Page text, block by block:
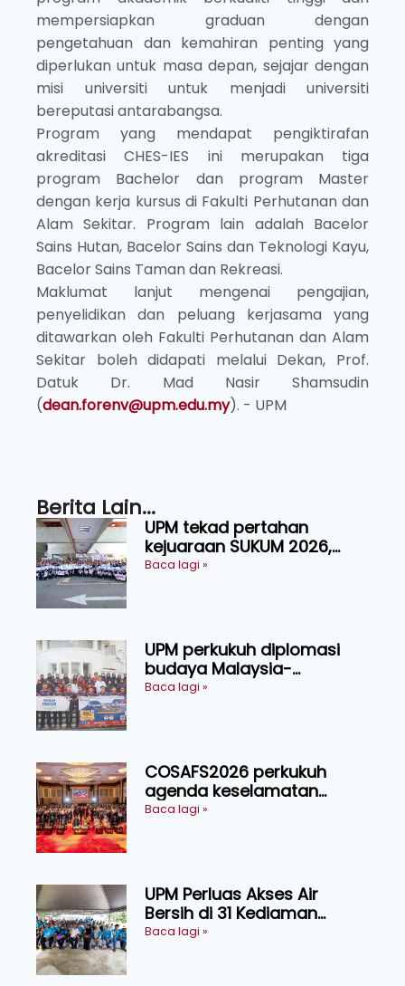
mempersiapkan graduan dengan
pengetahuan dan kemahiran penting yang
diperlukan untuk masa depan, sejajar dengan
misi universiti untuk menjadi universiti
bereputasi antarabangsa.
Program yang mendapat pengiktirafan
akreditasi CHES-IES ini merupakan tiga
program Bachelor dan program Master
dengan kerja kursus di Fakulti Perhutanan dan
Alam Sekitar. Program lain adalah Bacelor
Sains Hutan, Bacelor Sains dan Teknologi Kayu,
Bacelor Sains Taman dan Rekreasi.
Maklumat lanjut mengenai pengajian,
penyelidikan dan peluang kerjasama yang
ditawarkan oleh Fakulti Perhutanan dan Alam
Sekitar boleh didapati melalui Dekan, Prof.
Datuk Dr. Mad Nasir Shamsudin
(dean.forenv@upm.edu.my). - UPM
Berita Lain...
UPM tekad pertahan
kejuaraan SUKUM 2026,
sasar 16 pingat emas
Baca lagi »
UPM perkukuh diplomasi
budaya Malaysia-
Indonesia melalui Narasi
Baca lagi »
COSAFS2026 perkukuh
agenda keselamatan
makanan, AgriHub pacu
Baca lagi »
UPM Perluas Akses Air
Bersih di 31 Kediaman
Orang Asli Tasik Chini
Baca lagi »